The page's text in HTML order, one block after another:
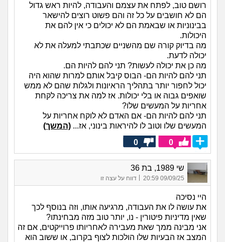
רושם טוב, לפתח את עצמם והעבודה, להיות ראש גדול
הם לא חושבים על כל זה והם פשוט רוצים להישאר
בבינוניות או שבאמת הם לא יכולים כי אין להם את
היכולות.
מה בדיוק קורה שם מהשניים שכתבתי למעלה את לא
יכולה לדעת.
מה כן את יכולה לעשות? תני להם להיות הם.
תני להם להיות הם- הבוס קיבל אותם למרות שהוא היה
יכול לחפור יותר בתהליך הראיונות ולגלות שהם לא ממש
שואפים גבוה או בלי יכולות. אז למה את צריכה לקחת
אחריות על המעשים שלו?
תני להם להיות הם- אם האדם לא לוקח אחריות על
המעשים שלו וטוב לו להיראות בינוני, אז... (המשך)
0
0
שי 1989, בת 36
09/09/25 20:59
| דווח על עצה זו
היי נסיכה
את עושה לו את העבודה, מרגיעה אותו, וזה בנוסף לכך
שאין מדיניות פיטורין - נו, יותר טוב מזה מבחינתו?
אני מבינה ממך שאת מעבירה לאחריותו פרוייקטים, אם זה
המצב אז הבעיות שלו הולכות לצוף בקרוב, או ששוב הוא